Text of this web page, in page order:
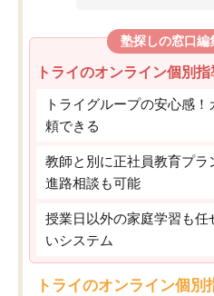
塾探しの窓口編
トライのオンライン個別
トライグループの安心感
頼できる
教師と別に正社員教育プラ
進路相談も可能
授業日以外の家庭学習も任
いシステム
トライのオンライン個別